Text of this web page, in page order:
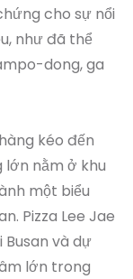
cho sự nổi
như đã thể
dong, ga
kéo đến
lớn nằm ở khu
một biểu
Pizza Lee Jae
và dự
lớn trong